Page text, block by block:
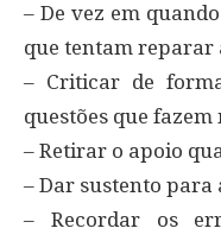
– De vez em
que tentam reparar
– Criticar de
questões que fazem
– Retirar o apoio
– Dar sustento para
– Recordar os